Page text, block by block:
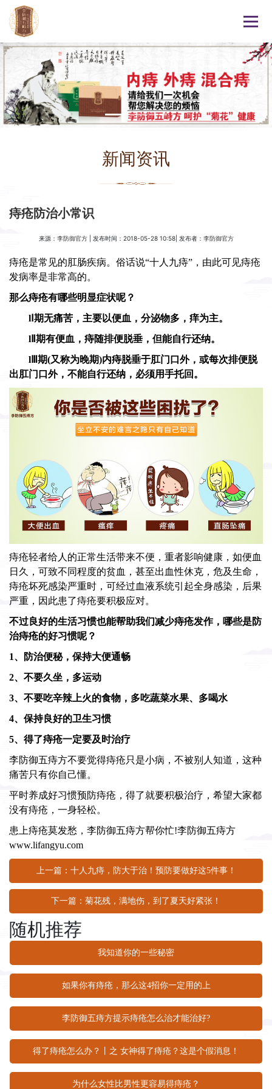
新闻资讯
痔疮防治小常识
来源： 李防御官方| 发布时间：2018-05-28 10:58| 发布者： 李防御官方
痔疮是常见的肛肠疾病。俗话说“十人九痔”，由此可见痔疮
发病率是非常高的。
那么痔疮有哪些明显症状呢？
lⅠ期无痛苦，主要以便血，分泌物多，痒为主。
lⅡ期有便血，痔随排便脱垂，但能自行还纳。
lⅢ期(又称为晚期)内痔脱垂于肛门口外，或每次排便脱
出肛门口外，不能自行还纳，必须用手托回。
痔疮轻者给人的正常生活带来不便，重者影响健康，如便血
日久，可致不同程度的贫血，甚至出血性休克，危及生命，
痔疮坏死感染严重时，可经过血液系统引起全身感染，后果
严重，因此患了痔疮要积极应对。
不过良好的生活习惯也能帮助我们减少痔疮发作，哪些是防
治痔疮的好习惯呢？
1、防治便秘，保持大便通畅
2、不要久坐，多运动
3、不要吃辛辣上火的食物，多吃蔬菜水果、多喝水
4、保持良好的卫生习惯
5、得了痔疮一定要及时治疗
李防御五痔方不要觉得痔疮只是小病，不被别人知道，这种
痛苦只有你自己懂。
平时养成好习惯预防痔疮，得了就要积极治疗，希望大家都
没有痔疮，一身轻松。
患上痔疮莫发愁，李防御五痔方帮你忙!李防御五痔方
www.lifangyu.com
上一篇：十人九痔，防大于治！预防要做好这5件事！
下一篇：菊花残，满地伤，到了夏天好紧张！
随机推荐
我知道你的一些秘密
如果你有痔疮，那么这4招你一定用的上
李防御五痔方提示痔疮怎么治才能治好?
得了痔疮怎么办？丨之 女神得了痔疮？这是个假消息！
为什么女性比男性更容易得痔疮？